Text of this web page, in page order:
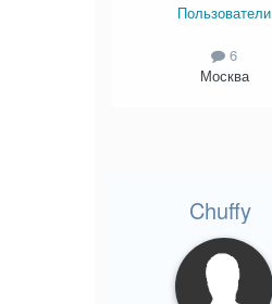
Пользователи
6
Москва
Chuffy